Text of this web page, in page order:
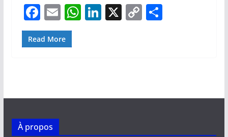
F
ac
e
o
E
m
ai
W
h
p
Li
n
n
X C
o
n
P
Read More
À propos